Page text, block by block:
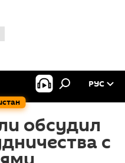
РУС
обсудил
с